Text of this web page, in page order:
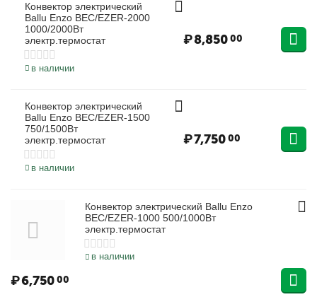
Конвектор электрический
Ballu Enzo BEC/EZER-2000
1000/2000Вт
электр.термостат
в наличии
₽8,85000
Конвектор электрический
Ballu Enzo BEC/EZER-1500
750/1500Вт
электр.термостат
в наличии
₽7,75000
Конвектор электрический Ballu Enzo
BEC/EZER-1000 500/1000Вт
электр.термостат
в наличии
₽6,75000